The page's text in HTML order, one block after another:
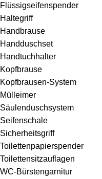
Flüssigseifenspender
Haltegriff
Handbrause
Handduschset
Handtuchhalter
Kopfbrause
Kopfbrausen-System
Mülleimer
Säulenduschsystem
Seifenschale
Sicherheitsgriff
Toilettenpapierspender
Toilettensitzauflagen
WC-Bürstengarnitur